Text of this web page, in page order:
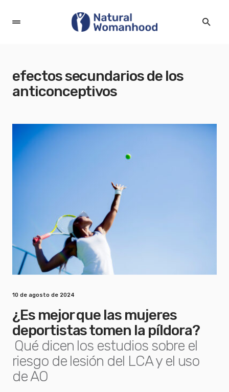
efectos secundarios de los
anticonceptivos
10 de agosto de 2024
¿Es mejor que las mujeres
deportistas tomen la píldora?
Qué dicen los estudios sobre el
riesgo de lesión del LCA y el uso
de AO